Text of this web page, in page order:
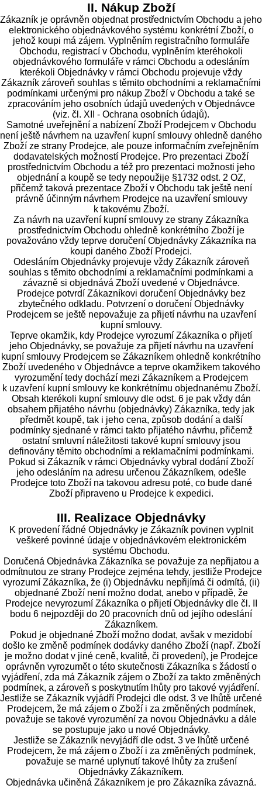
II. Nákup Zboží
Zákazník je oprávněn objednat prostřednictvím Obchodu a jeho
elektronického objednávkového systému konkrétní Zboží, o
jehož koupi má zájem. Vyplněním registračního formuláře
Obchodu, registrací v Obchodu, vyplněním kteréhokoli
objednávkového formuláře v rámci Obchodu a odesláním
kterékoli Objednávky v rámci Obchodu projevuje vždy
Zákazník zároveň souhlas s těmito obchodními a reklamačními
podmínkami určenými pro nákup Zboží v Obchodu a také se
zpracováním jeho osobních údajů uvedených v Objednávce
(viz. čl. XII - Ochrana osobních údajů).
Samotné uveřejnění a nabízení Zboží Prodejcem v Obchodu
není ještě návrhem na uzavření kupní smlouvy ohledně daného
Zboží ze strany Prodejce, ale pouze informačním zveřejněním
dodavatelských možností Prodejce. Pro prezentaci Zboží
prostřednictvím Obchodu a též pro prezentaci možnosti jeho
objednání a koupě se tedy nepoužije §1732 odst. 2 OZ,
přičemž taková prezentace Zboží v Obchodu tak ještě není
právně účinným návrhem Prodejce na uzavření smlouvy
k takovému Zboží.
Za návrh na uzavření kupní smlouvy ze strany Zákazníka
prostřednictvím Obchodu ohledně konkrétního Zboží je
považováno vždy teprve doručení Objednávky Zákazníka na
koupi daného Zboží Prodejci.
Odesláním Objednávky projevuje vždy Zákazník zároveň
souhlas s těmito obchodními a reklamačními podmínkami a
závazně si objednává Zboží uvedené v Objednávce.
Prodejce potvrdí Zákazníkovi doručení Objednávky bez
zbytečného odkladu. Potvrzení o doručení Objednávky
Prodejcem se ještě nepovažuje za přijetí návrhu na uzavření
kupní smlouvy.
Teprve okamžik, kdy Prodejce vyrozumí Zákazníka o přijetí
jeho Objednávky, se považuje za přijetí návrhu na uzavření
kupní smlouvy Prodejcem se Zákazníkem ohledně konkrétního
Zboží uvedeného v Objednávce a teprve okamžikem takového
vyrozumění tedy dochází mezi Zákazníkem a Prodejcem
k uzavření kupní smlouvy ke konkrétnímu objednanému Zboží.
Obsah kterékoli kupní smlouvy dle odst. 6 je pak vždy dán
obsahem přijatého návrhu (objednávky) Zákazníka, tedy jak
předmět koupě, tak i jeho cena, způsob dodání a další
podmínky sjednané v rámci takto přijatého návrhu, přičemž
ostatní smluvní náležitosti takové kupní smlouvy jsou
definovány těmito obchodními a reklamačními podmínkami.
Pokud si Zákazník v rámci Objednávky vybral dodání Zboží
jeho odesláním na adresu určenou Zákazníkem, odešle
Prodejce toto Zboží na takovou adresu poté, co bude dané
Zboží připraveno u Prodejce k expedici.
III. Realizace Objednávky
K provedení řádné Objednávky je Zákazník povinen vyplnit
veškeré povinné údaje v objednávkovém elektronickém
systému Obchodu.
Doručená Objednávka Zákazníka se považuje za nepřijatou a
odmítnutou ze strany Prodejce zejména tehdy, jestliže Prodejce
vyrozumí Zákazníka, že (i) Objednávku nepřijímá či odmítá, (ii)
objednané Zboží není možno dodat, anebo v případě, že
Prodejce nevyrozumí Zákazníka o přijetí Objednávky dle čl. II
bodu 6 nejpozději do 20 pracovních dnů od jejího odeslání
Zákazníkem.
Pokud je objednané Zboží možno dodat, avšak v mezidobí
došlo ke změně podmínek dodávky daného Zboží (např. Zboží
je možno dodat v jiné ceně, kvalitě, či provedení), je Prodejce
oprávněn vyrozumět o této skutečnosti Zákazníka s žádostí o
vyjádření, zda má Zákazník zájem o Zboží za takto změněných
podmínek, a zároveň s poskytnutím lhůty pro takové vyjádření.
Jestliže se Zákazník vyjádří Prodejci dle odst. 3 ve lhůtě určené
Prodejcem, že má zájem o Zboží i za změněných podmínek,
považuje se takové vyrozumění za novou Objednávku a dále
se postupuje jako u nové Objednávky.
Jestliže se Zákazník nevyjádří dle odst. 3 ve lhůtě určené
Prodejcem, že má zájem o Zboží i za změněných podmínek,
považuje se marné uplynutí takové lhůty za zrušení
Objednávky Zákazníkem.
Objednávka učiněná Zákazníkem je pro Zákazníka závazná.